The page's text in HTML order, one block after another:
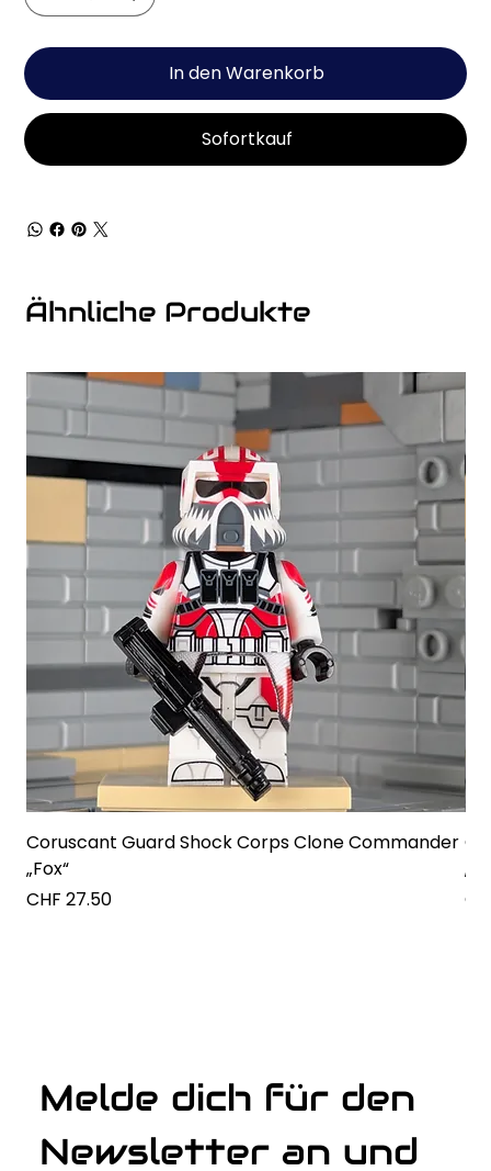
In den Warenkorb
Sofortkauf
Ähnliche Produkte
Coruscant Guard Shock Corps Clone Commander
„Fox“
Preis
CHF 27.50
Melde dich für den
Newsletter an und